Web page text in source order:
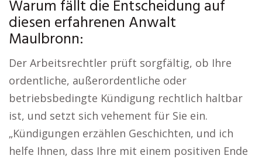
Warum fällt die Entscheidung auf
diesen erfahrenen Anwalt
Maulbronn:
Der Arbeitsrechtler prüft sorgfältig, ob Ihre
ordentliche, außerordentliche oder
betriebsbedingte Kündigung rechtlich haltbar
ist, und setzt sich vehement für Sie ein.
„Kündigungen erzählen Geschichten, und ich
helfe Ihnen, dass Ihre mit einem positiven Ende